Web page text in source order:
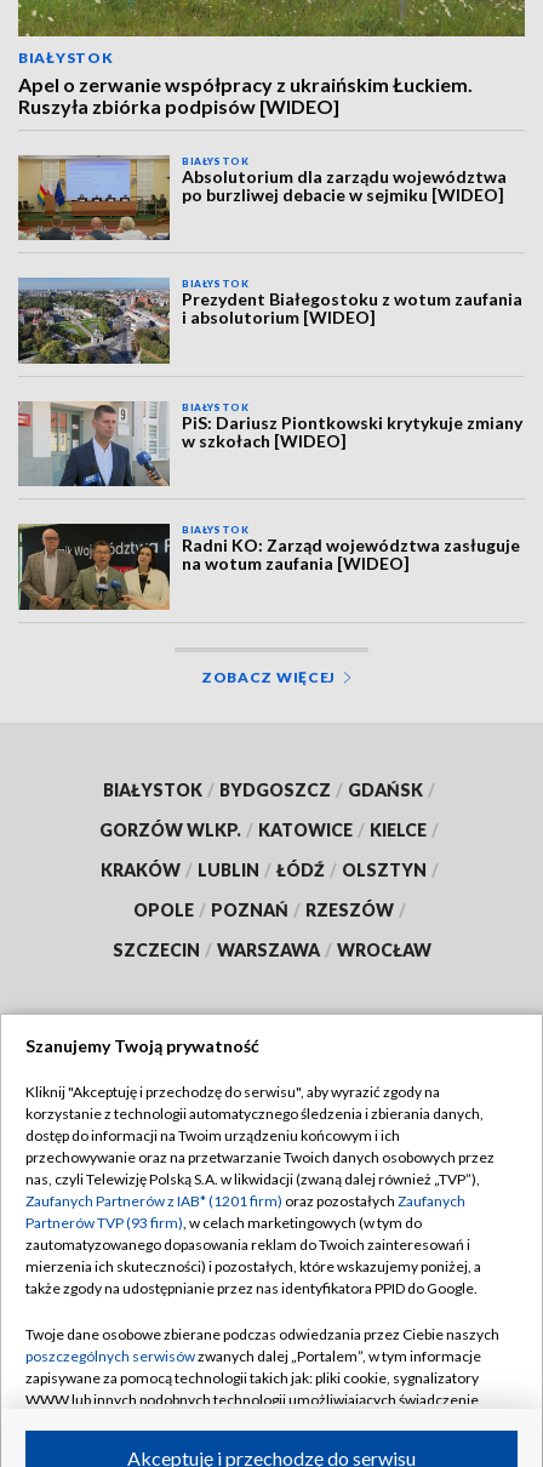
BIAŁYSTOK
Apel o zerwanie współpracy z ukraińskim Łuckiem.
Ruszyła zbiórka podpisów [WIDEO]
BIAŁYSTOK
Absolutorium dla zarządu województwa
po burzliwej debacie w sejmiku [WIDEO]
BIAŁYSTOK
Prezydent Białegostoku z wotum zaufania
i absolutorium [WIDEO]
BIAŁYSTOK
PiS: Dariusz Piontkowski krytykuje zmiany
w szkołach [WIDEO]
BIAŁYSTOK
Radni KO: Zarząd województwa zasługuje
na wotum zaufania [WIDEO]
ZOBACZ WIĘCEJ
BIAŁYSTOK / BYDGOSZCZ / GDAŃSK /
GORZÓW WLKP. / KATOWICE / KIELCE /
KRAKÓW / LUBLIN / ŁÓDŹ / OLSZTYN /
OPOLE / POZNAŃ / RZESZÓW /
SZCZECIN / WARSZAWA / WROCŁAW
TVP
Abonament TVP
Emisja w TVP
Centrum informacji TVP
Naziemna Telewizja Cyfrowa
Rada Programowa
System NOS
Informacje o nadawcy
Regulamin TVP
Polityka prywatności
Moje zgody
Pomoc
Kontakt
Kanały
Szanujemy Twoją prywatność
Kliknij "Akceptuję i przechodzę do serwisu", aby wyrazić zgody na
korzystanie z technologii automatycznego śledzenia i zbierania danych,
dostęp do informacji na Twoim urządzeniu końcowym i ich
przechowywanie oraz na przetwarzanie Twoich danych osobowych przez
nas, czyli Telewizję Polską S.A. w likwidacji (zwaną dalej również „TVP”),
Zaufanych Partnerów z IAB* (1201 firm) oraz pozostałych Zaufanych
Partnerów TVP (93 firm), w celach marketingowych (w tym do
zautomatyzowanego dopasowania reklam do Twoich zainteresowań i
mierzenia ich skuteczności) i pozostałych, które wskazujemy poniżej, a
także zgody na udostępnianie przez nas identyfikatora PPID do Google.
Twoje dane osobowe zbierane podczas odwiedzania przez Ciebie naszych
poszczególnych serwisówzwanych dalej „Portalem”, w tym informacje
zapisywane za pomocą technologii takich jak: pliki cookie, sygnalizatory
WWW lub innych podobnych technologii umożliwiających świadczenie
Akceptuję i przechodzę do serwisu